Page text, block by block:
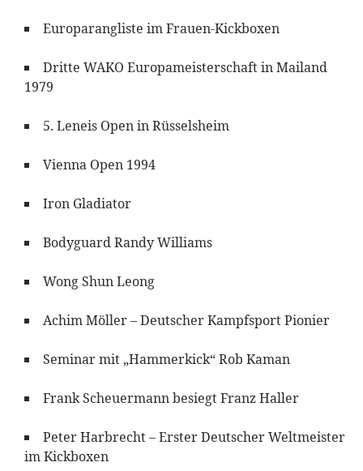
Europarangliste im Frauen-Kickboxen
Dritte WAKO Europameisterschaft in Mailand
1979
5. Leneis Open in Rüsselsheim
Vienna Open 1994
Iron Gladiator
Bodyguard Randy Williams
Wong Shun Leong
Achim Möller – Deutscher Kampfsport Pionier
Seminar mit „Hammerkick“ Rob Kaman
Frank Scheuermann besiegt Franz Haller
Peter Harbrecht – Erster Deutscher Weltmeister
im Kickboxen